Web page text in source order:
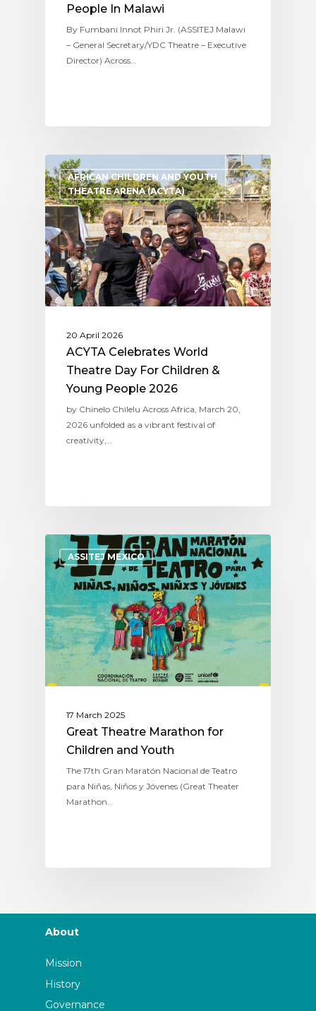
People In Malawi
By Fumbani Innot Phiri Jr. (ASSITEJ Malawi
– General Secretary/YDC Theatre – Executive
Director) Across…
AFRICAN CHILDREN AND YOUTH
THEATRE ARENA (ACYTA)
20 April 2026
ACYTA Celebrates World
Theatre Day For Children &
Young People 2026
by Chinelo Chilelu Across Africa, March 20,
2026 unfolded as a vibrant festival of
creativity,…
ASSITEJ MEXICO
17 March 2025
Great Theatre Marathon for
Children and Youth
The 17th Gran Maratón Nacional de Teatro
para Niñas, Niños y Jóvenes (Great Theater
Marathon…
About
Mission
History
Governance